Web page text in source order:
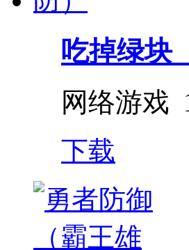
吃掉绿块
网络游戏
下载